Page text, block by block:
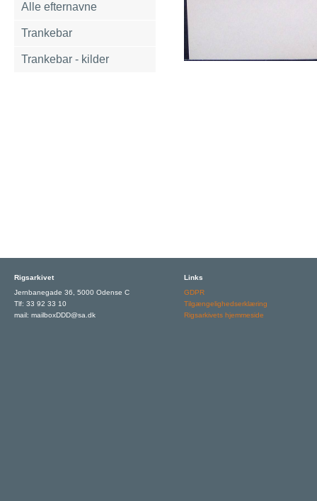
Alle efternavne
Trankebar
Trankebar - kilder
Rigsarkivet
Jernbanegade 36, 5000 Odense C
Tlf: 33 92 33 10
mail: mailboxDDD@sa.dk
Links
GDPR
Tilgængelighedserklæring
Rigsarkivets hjemmeside